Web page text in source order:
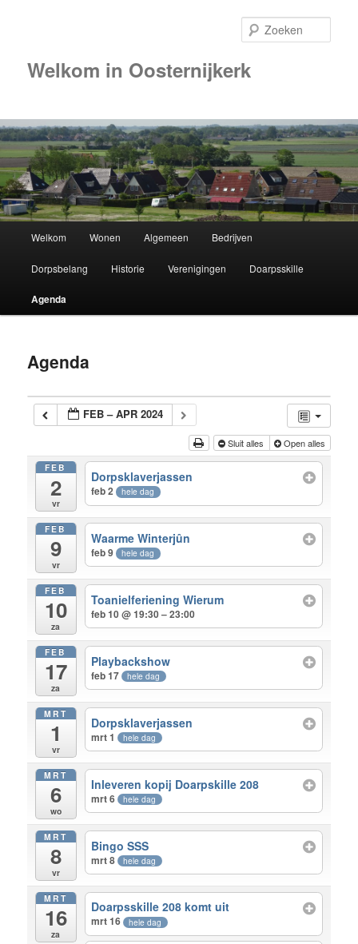
Welkom in Oosternijkerk
Spring
naar
de
inhoud
Welkom Wonen Algemeen Bedrijven
Dorpsbelang Historie Verenigingen Doarpsskille
Agenda
Agenda
FEB – APR 2024
Sluit alles Open alles
FEB
2
vr
Dorpsklaverjassen
feb 2 hele dag
FEB
9
vr
Waarme Winterjûn
feb 9 hele dag
FEB
10
za
Toanielferiening Wierum
feb 10 @ 19:30 – 23:00
FEB
17
za
Playbackshow
feb 17 hele dag
MRT
1
vr
Dorpsklaverjassen
mrt 1 hele dag
MRT
6
wo
Inleveren kopij Doarpskille 208
mrt 6 hele dag
MRT
8
vr
Bingo SSS
mrt 8 hele dag
MRT
16
za
Doarpsskille 208 komt uit
mrt 16 hele dag